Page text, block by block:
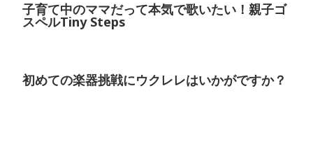
子育て中のママだって本気で歌いたい！親子ゴ
スペルTiny Steps
初めての楽器挑戦にウクレレはいかがですか？